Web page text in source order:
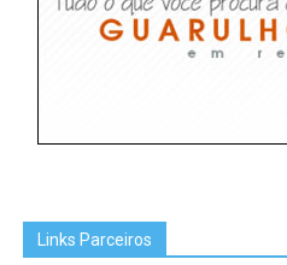
Links Parceiros